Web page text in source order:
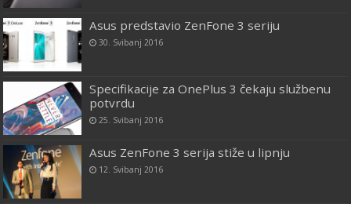
Asus predstavio ZenFone 3 seriju
30. Svibanj 2016
Specifikacije za OnePlus 3 čekaju službenu
potvrdu
25. Svibanj 2016
Asus ZenFone 3 serija stiže u lipnju
12. Svibanj 2016